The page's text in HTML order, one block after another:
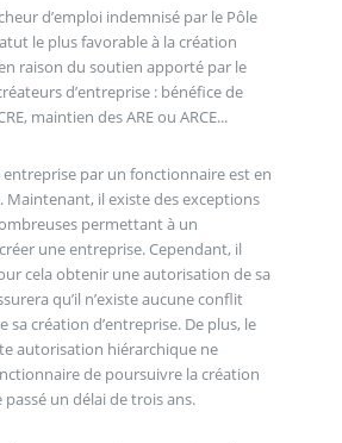
d’emploi indemnisé par le Pôle
le plus favorable à la création
raison du soutien apporté par le
d’entreprise : bénéfice de
maintien des ARE ou ARCE...
entreprise par un fonctionnaire est en
il existe des exceptions
permettant à un
une entreprise. Cependant, il
cela obtenir une autorisation de sa
qu’il n’existe aucune conflit
sa création d’entreprise. De plus, le
autorisation hiérarchique ne
de poursuivre la création
un délai de trois ans.